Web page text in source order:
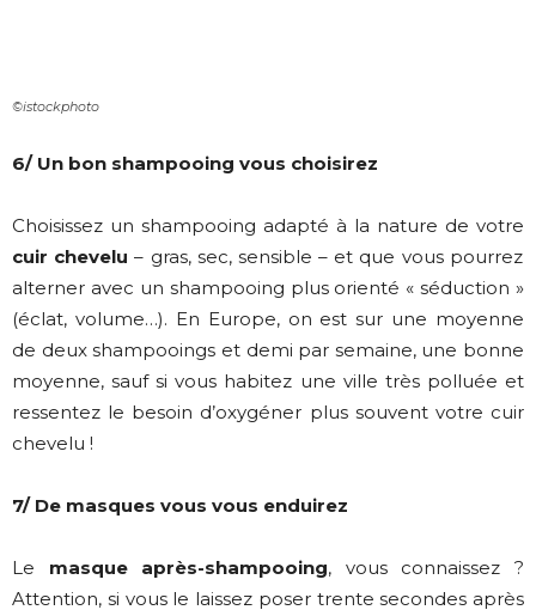
©istockphoto
6/ Un bon shampooing vous choisirez
Choisissez un shampooing adapté à la nature de votre
cuir chevelu – gras, sec, sensible – et que vous pourrez
alterner avec un shampooing plus orienté « séduction »
(éclat, volume…). En Europe, on est sur une moyenne
de deux shampooings et demi par semaine, une bonne
moyenne, sauf si vous habitez une ville très polluée et
ressentez le besoin d’oxygéner plus souvent votre cuir
chevelu !
7/ De masques vous vous enduirez
Le masque après-shampooing, vous connaissez ?
Attention, si vous le laissez poser trente secondes après